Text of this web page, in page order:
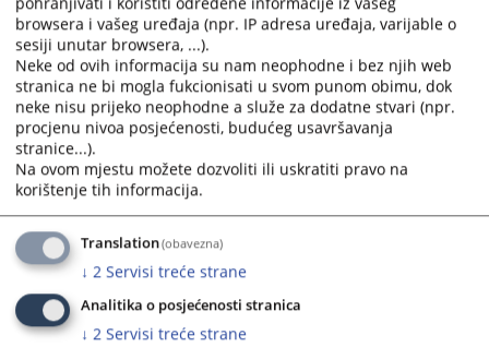
Trenutno nema upražnjenih pozicija
Trenutno nema upražnjenih pozicija.
1406PREGLEDA
browsera i vašeg uređaja (npr. IP adresa uređaja, varijable o
sesiji unutar browsera, ...).
Neke od ovih informacija su nam neophodne i bez njih web
stranica ne bi mogla fukcionisati u svom punom obimu, dok
neke nisu prijeko neophodne a služe za dodatne stvari (npr.
procjenu nivoa posjećenosti, budućeg usavršavanja
stranice...).
Na ovom mjestu možete dozvoliti ili uskratiti pravo na
korištenje tih informacija.
Translation(obavezna)
↓ 2 Servisi treće strane
Analitika o posjećenosti stranica
↓ 2 Servisi treće strane